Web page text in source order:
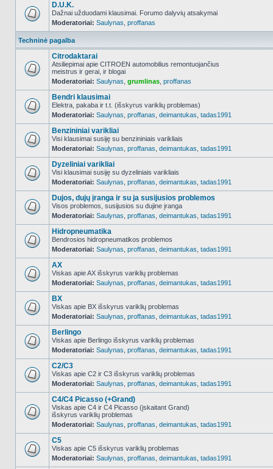
NO_UNREAD_POSTS
D.U.K.
Dažnai užduodami klausimai. Forumo dalyvių atsakymai
Moderatoriai: Saulynas proffanas
Techninė pagalba
NO_UNREAD_POSTS
Citrodaktarai
Atsiliepimai apie CITROEN automobilius remontuojančius
meistrus ir gerai, ir blogai
Moderatoriai: Saulynas grumlinas proffanas
NO_UNREAD_POSTS
Bendri klausimai
Elektra, pakaba ir t.t. (išskyrus variklių problemas)
Moderatoriai: Saulynas proffanas deimantukas tadas1991
NO_UNREAD_POSTS
Benzininiai varikliai
Visi klausimai susiję su benzininiais varikliais
Moderatoriai: Saulynas proffanas deimantukas tadas1991
NO_UNREAD_POSTS
Dyzeliniai varikliai
Visi klausimai susiję su dyzeliniais varikliais
Moderatoriai: Saulynas proffanas deimantukas tadas1991
NO_UNREAD_POSTS
Dujos, dujų įranga ir su ja susijusios problemos
Visos problemos, susijusios su dujine įranga
Moderatoriai: Saulynas proffanas deimantukas tadas1991
NO_UNREAD_POSTS
Hidropneumatika
Bendrosios hidropneumatikos problemos
Moderatoriai: Saulynas proffanas deimantukas tadas1991
NO_UNREAD_POSTS
AX
Viskas apie AX išskyrus variklių problemas
Moderatoriai: Saulynas proffanas deimantukas tadas1991
NO_UNREAD_POSTS
BX
Viskas apie BX išskyrus variklių problemas
Moderatoriai: Saulynas proffanas deimantukas tadas1991
NO_UNREAD_POSTS
Berlingo
Viskas apie Berlingo išskyrus variklių problemas
Moderatoriai: Saulynas proffanas deimantukas tadas1991
NO_UNREAD_POSTS
C2/C3
Viskas apie C2 ir C3 išskyrus variklių problemas
Moderatoriai: Saulynas proffanas deimantukas tadas1991
NO_UNREAD_POSTS
C4/C4 Picasso (+Grand)
Viskas apie C4 ir C4 Picasso (įskaitant Grand)
išskyrus variklių problemas
Moderatoriai: Saulynas proffanas deimantukas tadas1991
NO_UNREAD_POSTS
C5
Viskas apie C5 išskyrus variklių problemas
Moderatoriai: Saulynas proffanas deimantukas tadas1991